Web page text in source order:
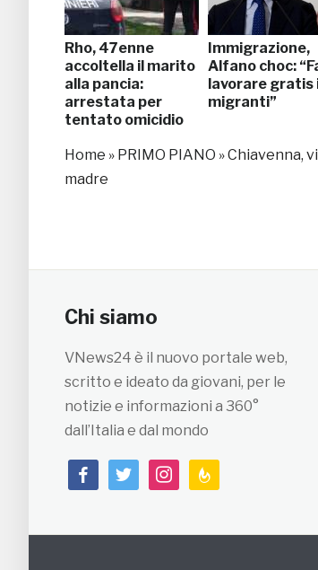
Rho, 47enne
accoltella il marito
alla pancia:
arrestata per
tentato omicidio
Immigrazione,
Alfano choc:
lavorare gratis
migranti”
Home » PRIMO PIANO »Chiavenna,
madre
Chi siamo
VNews24 è il nuovo portale web,
scritto e ideato da giovani, per le
notizie e informazioni a 360°
dall’Italia e dal mondo
facebooktwitterinstagramfeedburner